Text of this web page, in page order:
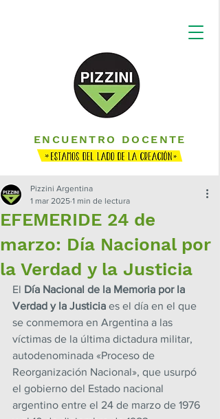
ENCUENTRO DOCENTE
EFEMERIDE 24 de
marzo: Día Nacional por
la Verdad y la Justicia
Pizzini Argentina
1 mar 2025 1 min de lectura
El Día Nacional de la Memoria por la
Verdad y la Justicia es el día en el que
se conmemora en Argentina a las
víctimas de la última dictadura militar,
autodenominada «Proceso de
Reorganización Nacional», que usurpó
el gobierno del Estado nacional
argentino entre el 24 de marzo de 1976